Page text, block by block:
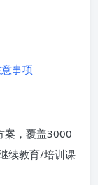
事项
案，覆盖3000
续教育/培训课